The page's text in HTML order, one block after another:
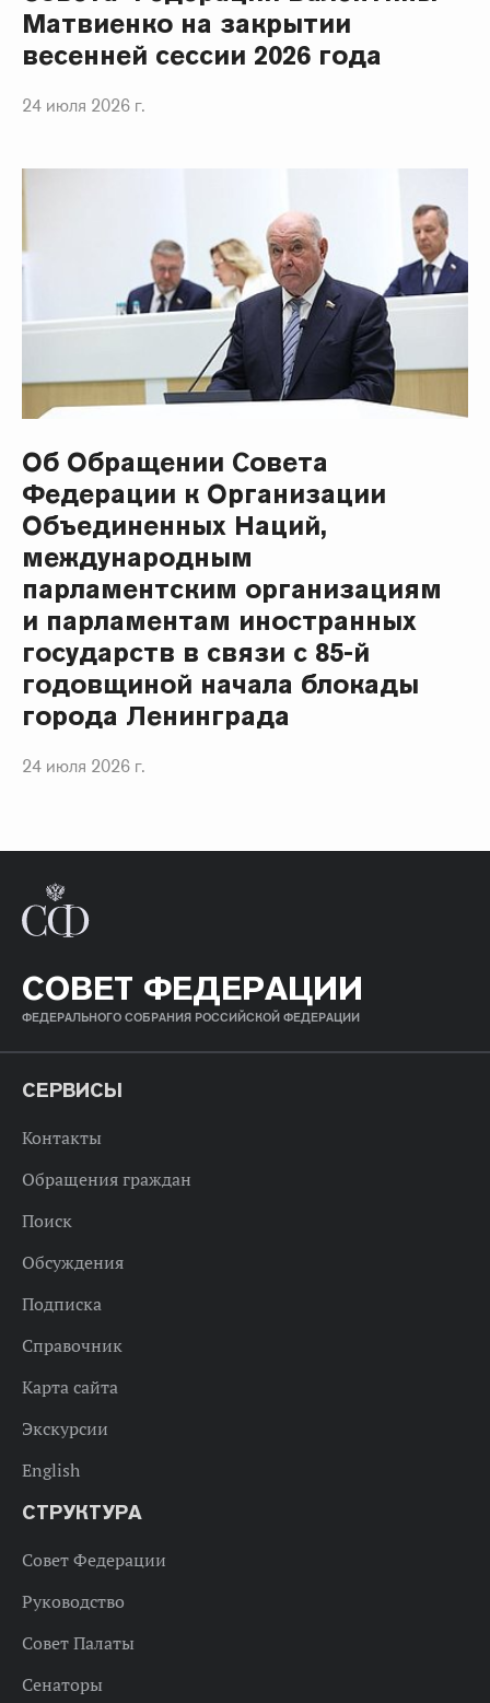
Матвиенко на закрытии
весенней сессии 2026 года
24 июля 2026 г.
Об Обращении Совета
Федерации к Организации
Объединенных Наций,
международным
парламентским организациям
и парламентам иностранных
государств в связи с 85-й
годовщиной начала блокады
города Ленинграда
24 июля 2026 г.
СОВЕТ ФЕДЕРАЦИИ
ФЕДЕРАЛЬНОГО СОБРАНИЯ РОССИЙСКОЙ ФЕДЕРАЦИИ
СЕРВИСЫ
Контакты
Обращения граждан
Поиск
Обсуждения
Подписка
Справочник
Карта сайта
Экскурсии
English
СТРУКТУРА
Совет Федерации
Руководство
Совет Палаты
Сенаторы